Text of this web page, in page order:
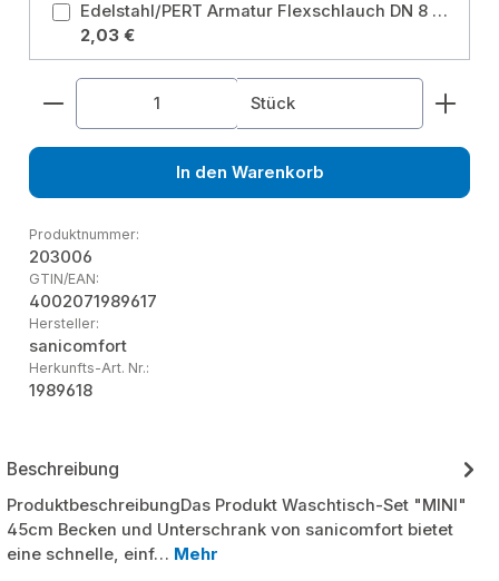
Edelstahl/PERT Armatur Flexschlauch DN 8 - 300 mm mit 2 x 3/8" IG, Überwurfmutter IG x IG DVGW Panzerschlauch Größe: 300 mm
2,03 €
Produkt Anzahl: Gib den gewünschten Wert
Stück
In den Warenkorb
Produktnummer:
203006
GTIN/EAN:
4002071989617
Hersteller:
sanicomfort
Herkunfts-Art. Nr.:
1989618
Beschreibung
ProduktbeschreibungDas Produkt Waschtisch-Set "MINI"
45cm Becken und Unterschrank von sanicomfort bietet
eine schnelle, einf… Mehr